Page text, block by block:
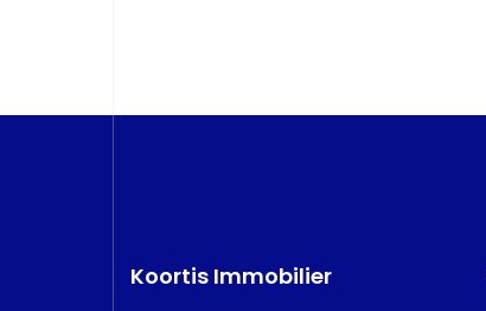
Koortis Immobilier